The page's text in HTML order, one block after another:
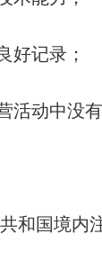
好记录；
经营活
和国境内